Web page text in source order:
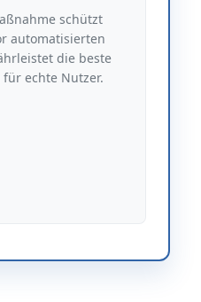
schützt
automatisierten
die beste
echte Nutzer.